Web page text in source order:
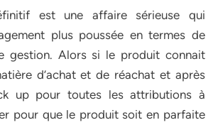
est une affaire sérieuse qui
plus poussée en termes de
gestion. Alors si le produit connait
d’achat et de réachat et après
up pour toutes les attributions à
pour que le produit soit en parfaite